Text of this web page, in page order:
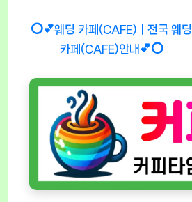
⭕💕웨딩 카페(CAFE)ㅣ전국 웨딩
카페(CAFE)안내💕⭕